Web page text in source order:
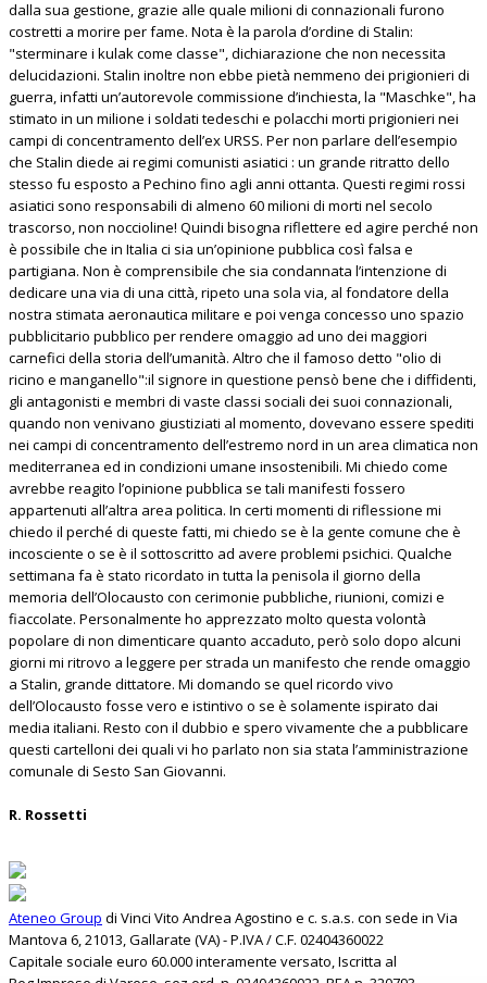
dalla sua gestione, grazie alle quale milioni di connazionali furono
costretti a morire per fame. Nota è la parola d’ordine di Stalin:
"sterminare i kulak come classe", dichiarazione che non necessita
delucidazioni. Stalin inoltre non ebbe pietà nemmeno dei prigionieri di
guerra, infatti un’autorevole commissione d’inchiesta, la "Maschke", ha
stimato in un milione i soldati tedeschi e polacchi morti prigionieri nei
campi di concentramento dell’ex URSS. Per non parlare dell’esempio
che Stalin diede ai regimi comunisti asiatici : un grande ritratto dello
stesso fu esposto a Pechino fino agli anni ottanta. Questi regimi rossi
asiatici sono responsabili di almeno 60 milioni di morti nel secolo
trascorso, non noccioline! Quindi bisogna riflettere ed agire perché non
è possibile che in Italia ci sia un’opinione pubblica così falsa e
partigiana. Non è comprensibile che sia condannata l’intenzione di
dedicare una via di una città, ripeto una sola via, al fondatore della
nostra stimata aeronautica militare e poi venga concesso uno spazio
pubblicitario pubblico per rendere omaggio ad uno dei maggiori
carnefici della storia dell’umanità. Altro che il famoso detto "olio di
ricino e manganello":il signore in questione pensò bene che i diffidenti,
gli antagonisti e membri di vaste classi sociali dei suoi connazionali,
quando non venivano giustiziati al momento, dovevano essere spediti
nei campi di concentramento dell’estremo nord in un area climatica non
mediterranea ed in condizioni umane insostenibili. Mi chiedo come
avrebbe reagito l’opinione pubblica se tali manifesti fossero
appartenuti all’altra area politica. In certi momenti di riflessione mi
chiedo il perché di queste fatti, mi chiedo se è la gente comune che è
incosciente o se è il sottoscritto ad avere problemi psichici. Qualche
settimana fa è stato ricordato in tutta la penisola il giorno della
memoria dell’Olocausto con cerimonie pubbliche, riunioni, comizi e
fiaccolate. Personalmente ho apprezzato molto questa volontà
popolare di non dimenticare quanto accaduto, però solo dopo alcuni
giorni mi ritrovo a leggere per strada un manifesto che rende omaggio
a Stalin, grande dittatore. Mi domando se quel ricordo vivo
dell’Olocausto fosse vero e istintivo o se è solamente ispirato dai
media italiani. Resto con il dubbio e spero vivamente che a pubblicare
questi cartelloni dei quali vi ho parlato non sia stata l’amministrazione
comunale di Sesto San Giovanni.
R. Rossetti
Ateneo Group di Vinci Vito Andrea Agostino e c. s.a.s. con sede in Via
Mantova 6, 21013, Gallarate (VA) - P.IVA / C.F. 02404360022
Capitale sociale euro 60.000 interamente versato, Iscritta al